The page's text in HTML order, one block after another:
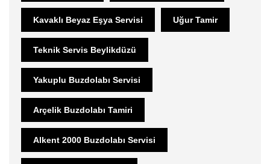
Kavaklı Beyaz Eşya Servisi Uğur Tamir
Teknik Servis Beylikdüzü
Yakuplu Buzdolabı Servisi
Arçelik Buzdolabı Tamiri
Alkent 2000 Buzdolabı Servisi